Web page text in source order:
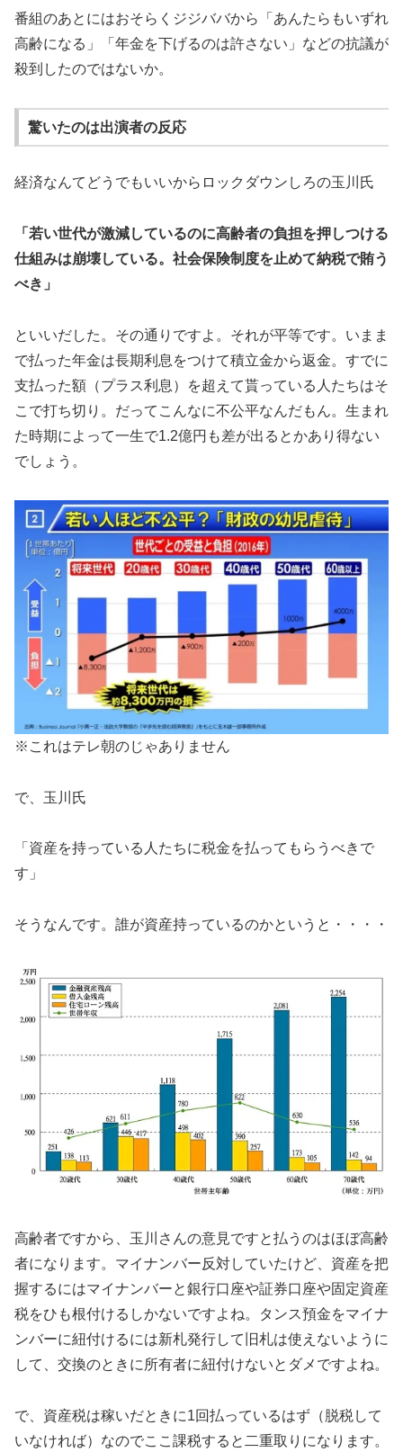
番組のあとにはおそらくジジババから「あんたらもいずれ
高齢になる」「年金を下げるのは許さない」などの抗議が
殺到したのではないか。
驚いたのは出演者の反応
経済なんてどうでもいいからロックダウンしろの玉川氏
「若い世代が激減しているのに高齢者の負担を押しつける
仕組みは崩壊している。社会保険制度を止めて納税で賄う
べき」
といいだした。その通りですよ。それが平等です。いまま
で払った年金は長期利息をつけて積立金から返金。すでに
支払った額（プラス利息）を超えて貰っている人たちはそ
こで打ち切り。だってこんなに不公平なんだもん。生まれ
た時期によって一生で1.2億円も差が出るとかあり得ない
でしょう。
※これはテレ朝のじゃありません
で、玉川氏
「資産を持っている人たちに税金を払ってもらうべきで
す」
そうなんです。誰が資産持っているのかというと・・・・
高齢者ですから、玉川さんの意見ですと払うのはほぼ高齢
者になります。マイナンバー反対していたけど、資産を把
握するにはマイナンバーと銀行口座や証券口座や固定資産
税をひも根付けるしかないですよね。タンス預金をマイナ
ンバーに紐付けるには新札発行して旧札は使えないように
して、交換のときに所有者に紐付けないとダメですよね。
で、資産税は稼いだときに1回払っているはず（脱税して
いなければ）なのでここ課税すると二重取りになります。